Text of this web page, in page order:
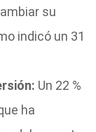
su
indicó un 31
Un 22 %
ha